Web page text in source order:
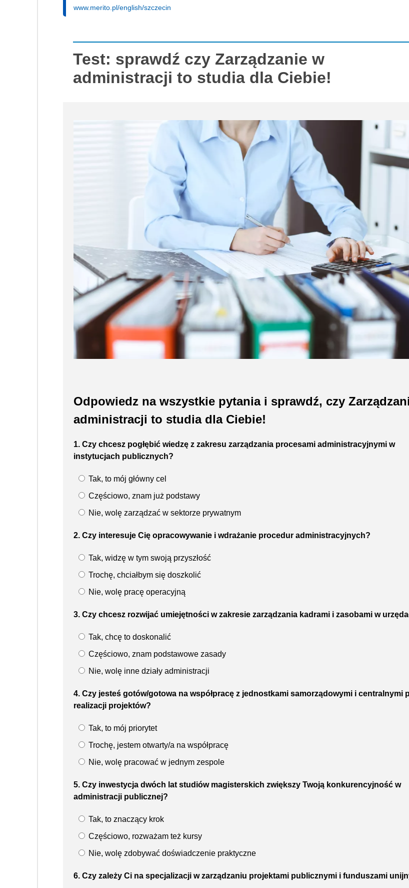
www.merito.pl/english/szczecin
Test: sprawdź czy Zarządzanie w
administracji to studia dla Ciebie!
Odpowiedz na wszystkie pytania i sprawdź, czy
administracji to studia dla Ciebie!
1. Czy chcesz pogłębić wiedzę z zakresu zarządzania procesami administracyjnymi w
instytucjach publicznych?
Tak, to mój główny cel
Częściowo, znam już podstawy
Nie, wolę zarządzać w sektorze prywatnym
2. Czy interesuje Cię opracowywanie i wdrażanie procedur administracyjnych?
Tak, widzę w tym swoją przyszłość
Trochę, chciałbym się doszkolić
Nie, wolę pracę operacyjną
3. Czy chcesz rozwijać umiejętności w zakresie zarządzania kadrami i zasobami w
Tak, chcę to doskonalić
Częściowo, znam podstawowe zasady
Nie, wolę inne działy administracji
4. Czy jesteś gotów/gotowa na współpracę z jednostkami samorządowymi i centralnymi
realizacji projektów?
Tak, to mój priorytet
Trochę, jestem otwarty/a na współpracę
Nie, wolę pracować w jednym zespole
5. Czy inwestycja dwóch lat studiów magisterskich zwiększy Twoją konkurencyjność w
administracji publicznej?
Tak, to znaczący krok
Częściowo, rozważam też kursy
Nie, wolę zdobywać doświadczenie praktyczne
6. Czy zależy Ci na specjalizacji w zarządzaniu projektami publicznymi i funduszami